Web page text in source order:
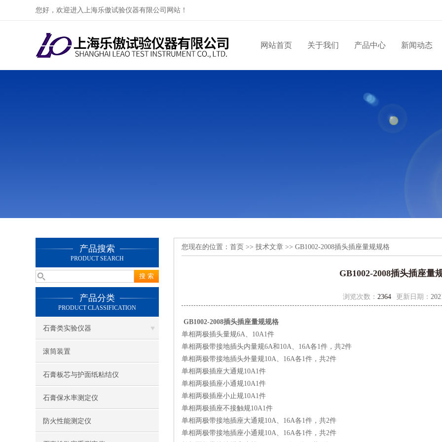
您好，欢迎进入上海乐傲试验仪器有限公司网站！
网站首页 关于我们 产品中心 新闻动态
产品搜索
PRODUCT SEARCH
产品分类
PRODUCT CLASSIFICATION
石膏类实验仪器
滚筒装置
石膏板芯与护面纸粘结仪
石膏保水率测定仪
防火性能测定仪
您现在的位置： 首页 >> 技术文章 >> GB1002-2008插头插座量规规格
GB1002-2008插头插座量
浏览次数： 2364 更新日期：
GB1002-2008插头插座量规规格
单相两极插头量规6A、10A1件
单相两极带接地插头内量规6A和10A、16A各1件，共2件
单相两极带接地插头外量规10A、16A各1件，共2件
单相两极插座大通规10A1件
单相两极插座小通规10A1件
单相两极插座小止规10A1件
单相两极插座不接触规10A1件
单相两极带接地插座大通规10A、16A各1件，共2件
单相两极带接地插座小通规10A、16A各1件，共2件